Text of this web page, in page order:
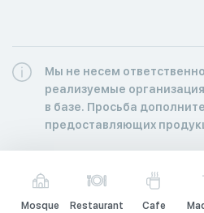
Мы не несем
реализуемые
в базе. Просьба
предоставляющих
Mosque Restaurant Cafe